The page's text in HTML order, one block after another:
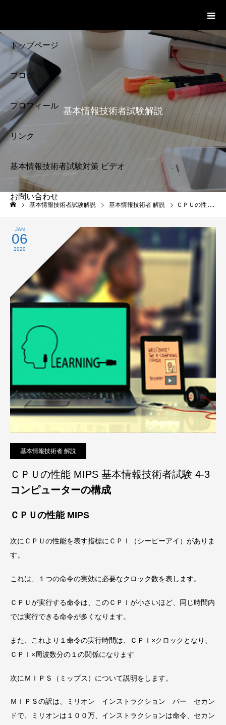
トップページ
ブログ
プロフィール
リンク
基本情報技術者試験対策 ビデオ
お問い合わせ
プライバシーポリシー
基本情報技術者試験
解説
基本情報技術者試験解説
基本情報技術者試験解説 基本情報技術者 解説 ＣＰＵの性能 MIPS 基本情報技術者試験 4-3
JAN
06
2020
基本情報技術者 解説
ＣＰＵの性能 MIPS 基本情報技術者試験 4-3
コンピューターの構成
ＣＰＵの性能 MIPS
次にＣＰＵの性能を表す指標にＣＰＩ（シーピーアイ）がありま
す。
これは、１つの命令の実効に必要なクロック数を表します。
ＣＰＵが実行する命令は、このＣＰＩが小さいほど、同じ時間内
では実行できる命令が多くなります。
また、これより１命令の実行時間は、ＣＰＩ×クロックとなり、
ＣＰＩ×周波数分の１の関係になります
次にＭＩＰＳ（ミップス）について説明をします。
ＭＩＰＳの訳は、ミリオン インストラクション パー セカン
ドで、ミリオンは１００万、インストラクションは命令、セカン